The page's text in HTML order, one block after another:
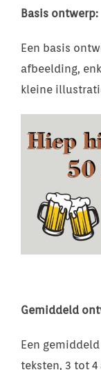
Basis ontwerp:
Een basis
afbeelding,
kleine
Gemiddeld
Een
teksten, 3 tot